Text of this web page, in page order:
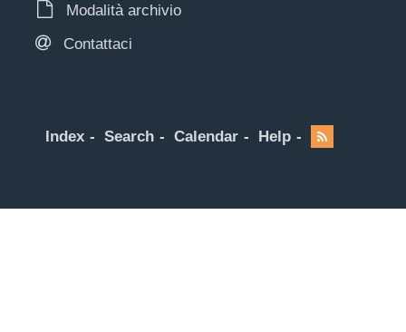
Modalità archivio
Contattaci
Index Search Calendar Help